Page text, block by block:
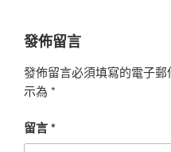
發佈留言
發佈留言必須填寫的電子郵
示為 *
留言*